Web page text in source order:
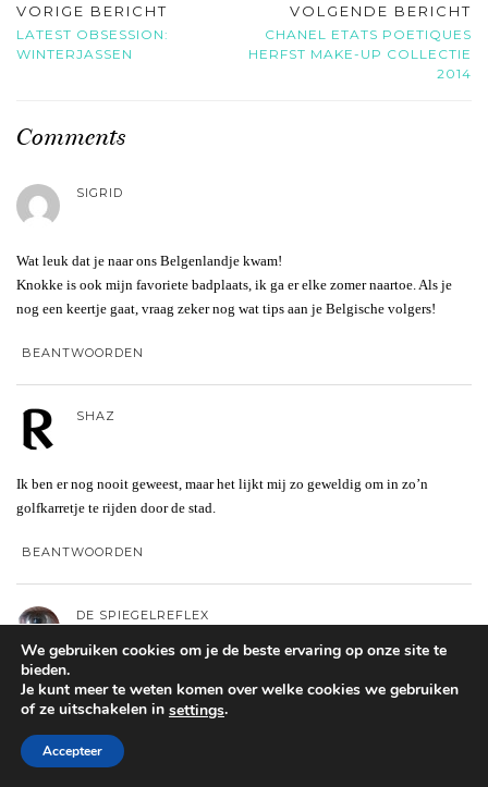
VORIGE BERICHT
LATEST OBSESSION:
WINTERJASSEN
VOLGENDE BERICHT
CHANEL ETATS POETIQUES
HERFST MAKE-UP COLLECTIE
2014
Comments
SIGRID
Wat leuk dat je naar ons Belgenlandje kwam!
Knokke is ook mijn favoriete badplaats, ik ga er elke zomer naartoe. Als je
nog een keertje gaat, vraag zeker nog wat tips aan je Belgische volgers!
BEANTWOORDEN
SHAZ
Ik ben er nog nooit geweest, maar het lijkt mij zo geweldig om in zo’n
golfkarretje te rijden door de stad.
BEANTWOORDEN
DE SPIEGELREFLEX
Ik woon in België maar ben eigenlijk nog nooit in Knokke geweest, ik ga
altijd naar andere kuststeden. Knokke is dan ook gericht op een specifiek
We gebruiken cookies om je de beste ervaring op onze site te
bieden.
Je kunt meer te weten komen over welke cookies we gebruiken
of ze uitschakelen in settings.
Accepteer